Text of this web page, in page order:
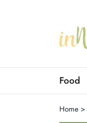
Food
Home >